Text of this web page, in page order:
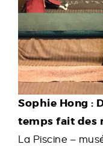
Sophie Hong :
temps fait des
La Piscine –